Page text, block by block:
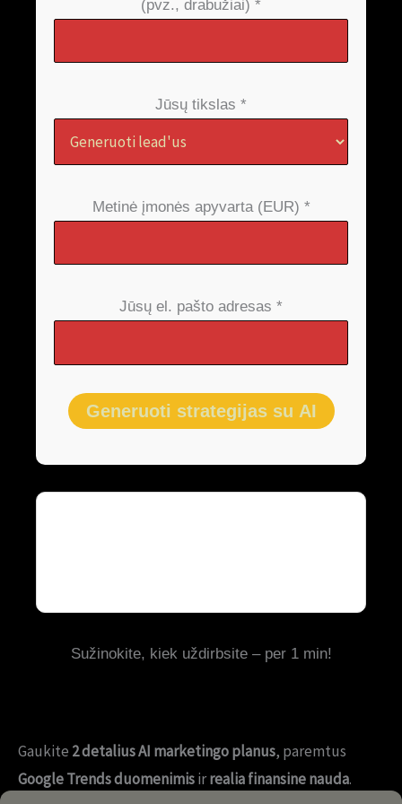
(pvz., drabužiai) *
Jūsų tikslas *
Metinė įmonės apyvarta (EUR) *
Jūsų el. pašto adresas *
Sužinokite, kiek uždirbsite – per 1 min!
Gaukite 2 detalius AI marketingo planus, paremtus
Google Trends duomenimisirrealia finansine nauda.